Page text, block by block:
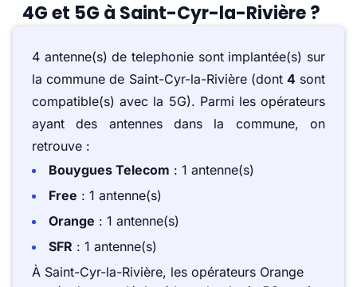
4G et 5G à Saint-Cyr-la-Rivière ?
4 antenne(s) de telephonie sont implantée(s) sur
la commune de Saint-Cyr-la-Rivière (dont 4sont
compatible(s) avec la 5G). Parmi les opérateurs
ayant des antennes dans la commune, on
retrouve :
Bouygues Telecom : 1 antenne(s)
Free : 1 antenne(s)
Orange : 1 antenne(s)
SFR : 1 antenne(s)
À Saint-Cyr-la-Rivière, les opérateurs Orange